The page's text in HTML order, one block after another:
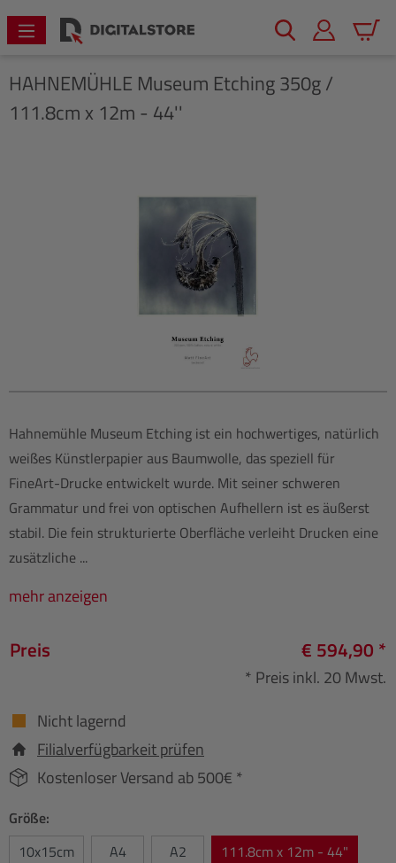
springen
HAHNEMÜHLE Museum Etching 350g /
111.8cm x 12m - 44''
Hahnemühle Museum Etching ist ein hochwertiges, natürlich
weißes Künstlerpapier aus Baumwolle, das speziell für
FineArt-Drucke entwickelt wurde. Mit seiner schweren
Grammatur und frei von optischen Aufhellern ist es äußerst
stabil. Die fein strukturierte Oberfläche verleiht Drucken eine
zusätzliche ...
mehr anzeigen
Preis € 594,90 *
* Preis inkl. 20 Mwst.
Nicht lagernd
Filialverfügbarkeit prüfen
Kostenloser Versand ab 500€ *
Größe:
10x15cm
A4 A2 111.8cm x 12m - 44"